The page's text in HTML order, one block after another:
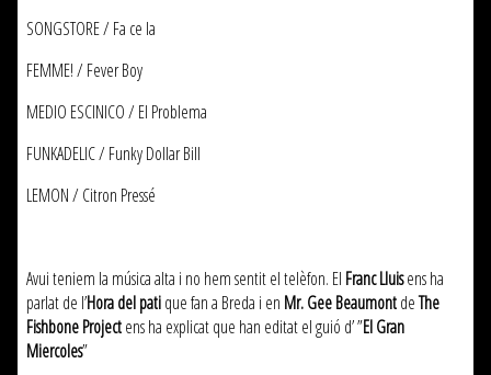
SONGSTORE / Fa ce la
FEMME! / Fever Boy
MEDIO ESCINICO / El Problema
FUNKADELIC / Funky Dollar Bill
LEMON / Citron Pressé
Avui teniem la música alta i no hem sentit el telèfon. El Franc Lluisens ha
parlat de l’Hora del patique fan a Breda i en Mr. Gee BeaumontdeThe
Fishbone Projectens ha explicat que han editat el guió d’ ”El Gran
Miercoles”